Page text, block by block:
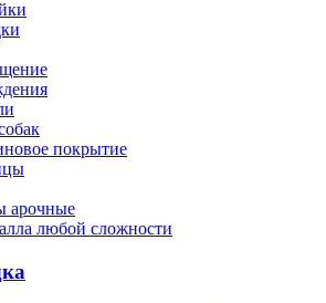
покрытие
арочные
любой сложности